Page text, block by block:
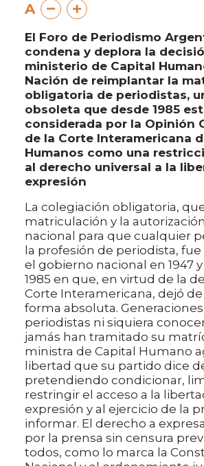
A
El Foro de Periodismo
condena y deplora la
ministerio de Capital
Nación de reimplantar la
obligatoria de periodistas,
obsoleta que desde 1985
considerada por la Opinión
de la Corte Interamericana
Humanos como una
al derecho universal a la
expresión
La colegiación obligatoria,
matriculación y la
nacional para que cualquier
la profesión de periodista,
el gobierno nacional en 1947
1985 en que, en virtud de la
Corte Interamericana, dejó
forma absoluta.
periodistas ni siquiera
jamás han tramitado su
ministra de Capital Humano
libertad que su partido dice
pretendiendo condicionar,
restringir el acceso a la
expresión y al ejercicio de la
informar. El derecho a
por la prensa sin censura
todos, como lo marca la